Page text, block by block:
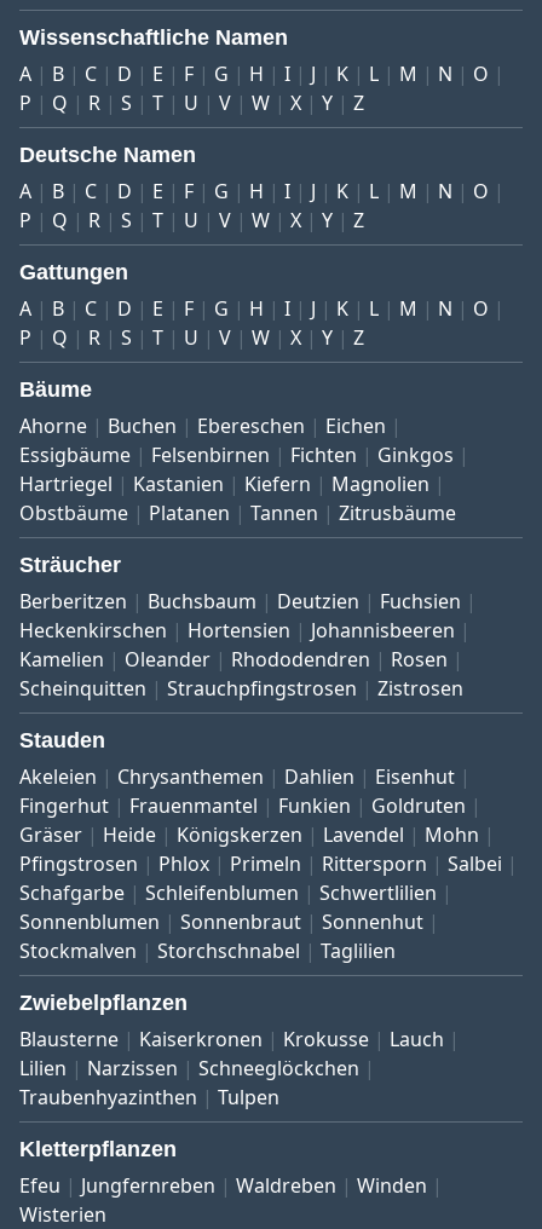
Wissenschaftliche Namen
A B C D E F G H I J K L M N
O
P
Q R S T U V W X Y Z
Deutsche Namen
A B C D E F G H I J K L M N
O
P
Q R S T U V W X Y Z
Gattungen
A B C D E F G H I J K L M N
O
P
Q R S T U V W X Y Z
Bäume
Ahorne Buchen Ebereschen
Eichen
Essigbäume
Felsenbirnen Fichten
Ginkgos
Hartriegel
Kastanien Kiefern
Magnolien
Obstbäume
Platanen Tannen Zitrusbäume
Sträucher
Berberitzen Buchsbaum Deutzien
Fuchsien
Heckenkirschen
Hortensien
Johannisbeeren
Kamelien
Oleander Rhododendren
Rosen
Scheinquitten
Strauchpfingstrosen Zistrosen
Stauden
Akeleien Chrysanthemen Dahlien
Eisenhut
Fingerhut
Frauenmantel Funkien
Goldruten
Gräser
Heide Königskerzen Lavendel
Mohn
Pfingstrosen
Phlox Primeln Rittersporn
Salbei
Schafgarbe
Schleifenblumen
Schwertlilien
Sonnenblumen
Sonnenbraut
Sonnenhut
Stockmalven
Storchschnabel Taglilien
Zwiebelpflanzen
Blausterne Kaiserkronen Krokusse
Lauch
Lilien
Narzissen
Schneeglöckchen
Traubenhyazinthen
Tulpen
Kletterpflanzen
Efeu Jungfernreben Waldreben
Winden
Wisterien